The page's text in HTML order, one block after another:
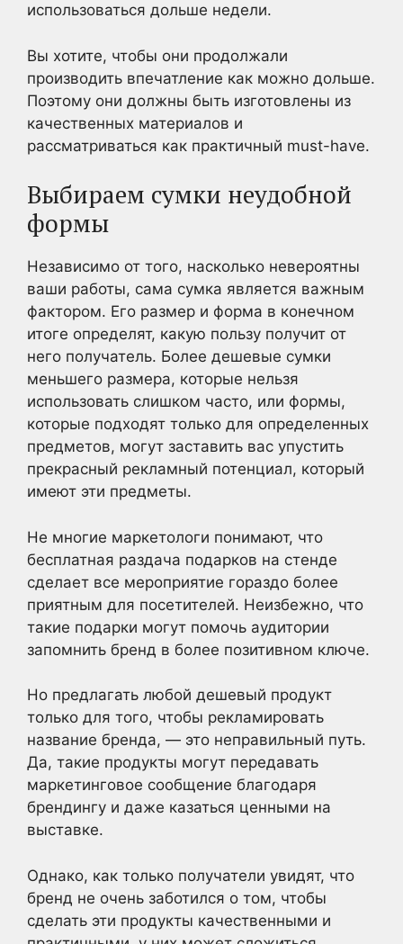
использоваться дольше недели.
Вы хотите, чтобы они продолжали
производить впечатление как можно дольше.
Поэтому они должны быть изготовлены из
качественных материалов и
рассматриваться как практичный must-have.
Выбираем сумки неудобной
формы
Независимо от того, насколько невероятны
ваши работы, сама сумка является важным
фактором. Его размер и форма в конечном
итоге определят, какую пользу получит от
него получатель. Более дешевые сумки
меньшего размера, которые нельзя
использовать слишком часто, или формы,
которые подходят только для определенных
предметов, могут заставить вас упустить
прекрасный рекламный потенциал, который
имеют эти предметы.
Не многие маркетологи понимают, что
бесплатная раздача подарков на стенде
сделает все мероприятие гораздо более
приятным для посетителей. Неизбежно, что
такие подарки могут помочь аудитории
запомнить бренд в более позитивном ключе.
Но предлагать любой дешевый продукт
только для того, чтобы рекламировать
название бренда, — это неправильный путь.
Да, такие продукты могут передавать
маркетинговое сообщение благодаря
брендингу и даже казаться ценными на
выставке.
Однако, как только получатели увидят, что
бренд не очень заботился о том, чтобы
сделать эти продукты качественными и